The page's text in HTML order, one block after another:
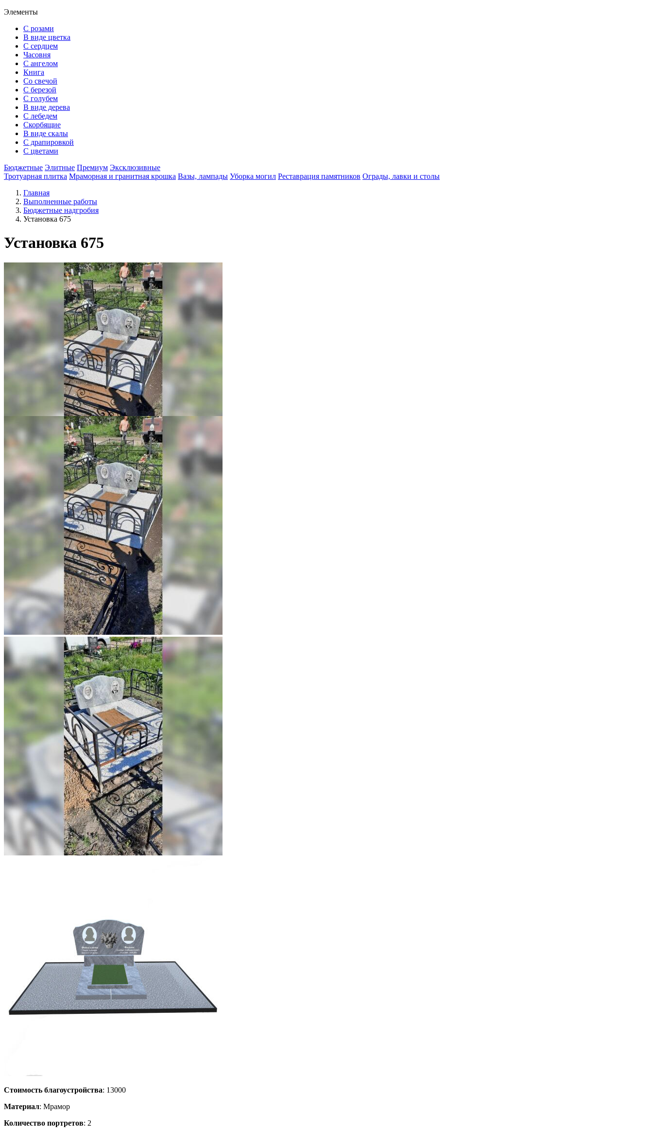
Элементы
С розами
В виде цветка
С сердцем
Часовня
С ангелом
Книга
Со свечой
С березой
С голубем
В виде дерева
С лебедем
Скорбящие
В виде скалы
С драпировкой
С цветами
Бюджетные Элитные Премиум Эксклюзивные
Тротуарная плитка Мраморная и гранитная крошка Вазы, лампады Уборка могил Реставрация памятников Ограды, лавки и столы
Главная
Выполненные работы
Бюджетные надгробия
Установка 675
Установка 675
Стоимость благоустройства: 13000
Материал: Мрамор
Количество портретов: 2